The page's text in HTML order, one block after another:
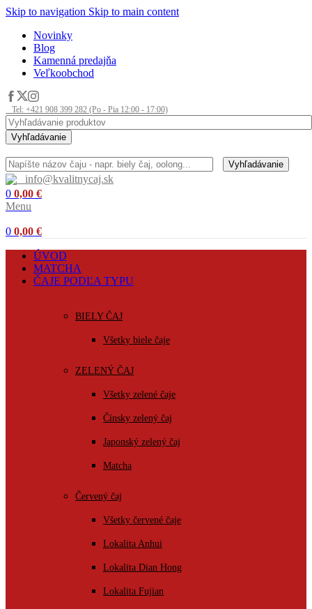
Skip to navigation Skip to main content
Novinky
Blog
Kamenná predajňa
Veľkoobchod
Tel: +421 908 399 282 (Po - Pia 12:00 - 17:00)
Vyhľadávanie
Vyhľadávanie
info@kvalitnycaj.sk
0 0,00 €
Menu
0 0,00 €
ÚVOD
MATCHA
ČAJE PODĽA TYPU
BIELY ČAJ
Všetky biele čaje
ZELENÝ ČAJ
Všetky zelené čaje
Čínsky zelený čaj
Japonský zelený čaj
Matcha
Červený čaj
Všetky červené čaje
Lokalita Anhui
Lokalita Dian Hong
Lokalita Fujian